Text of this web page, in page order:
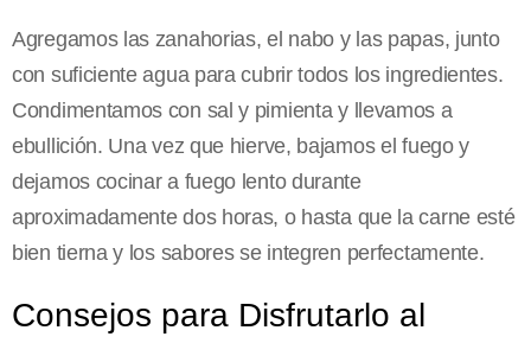
Agregamos las zanahorias, el nabo y las papas, junto
con suficiente agua para cubrir todos los ingredientes.
Condimentamos con sal y pimienta y llevamos a
ebullición. Una vez que hierve, bajamos el fuego y
dejamos cocinar a fuego lento durante
aproximadamente dos horas, o hasta que la carne esté
bien tierna y los sabores se integren perfectamente.
Consejos para Disfrutarlo al